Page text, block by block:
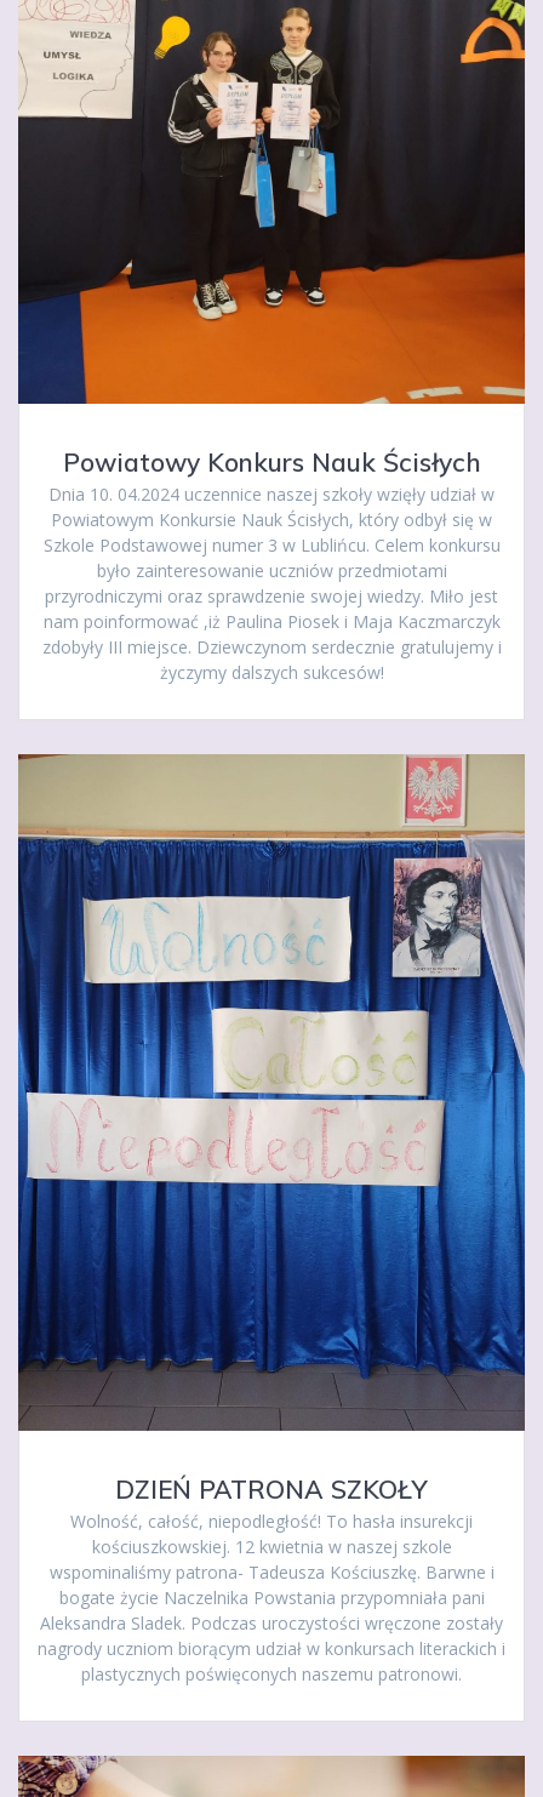
Powiatowy Konkurs Nauk Ścisłych
Dnia 10. 04.2024 uczennice naszej szkoły wzięły udział w
Powiatowym Konkursie Nauk Ścisłych, który odbył się w
Szkole Podstawowej numer 3 w Lublińcu. Celem konkursu
było zainteresowanie uczniów przedmiotami
przyrodniczymi oraz sprawdzenie swojej wiedzy. Miło jest
nam poinformować ,iż Paulina Piosek i Maja Kaczmarczyk
zdobyły III miejsce. Dziewczynom serdecznie gratulujemy i
życzymy dalszych sukcesów!
DZIEŃ PATRONA SZKOŁY
Wolność, całość, niepodległość! To hasła insurekcji
kościuszkowskiej. 12 kwietnia w naszej szkole
wspominaliśmy patrona- Tadeusza Kościuszkę. Barwne i
bogate życie Naczelnika Powstania przypomniała pani
Aleksandra Sladek. Podczas uroczystości wręczone zostały
nagrody uczniom biorącym udział w konkursach literackich i
plastycznych poświęconych naszemu patronowi.